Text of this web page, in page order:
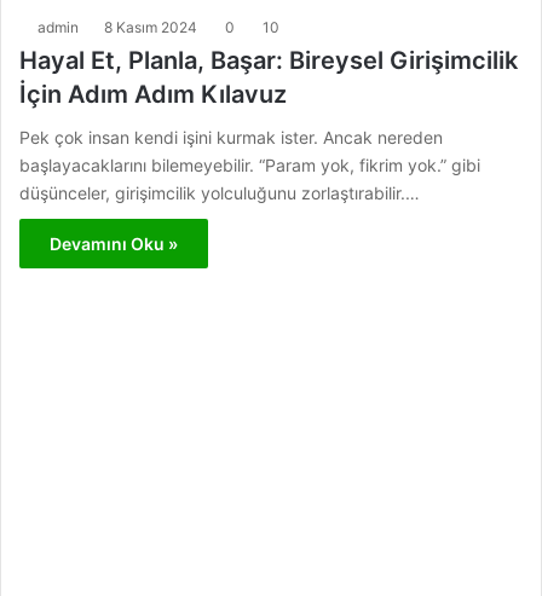
admin 8 Kasım 2024 0 10
Hayal Et, Planla, Başar: Bireysel Girişimcilik
İçin Adım Adım Kılavuz
Pek çok insan kendi işini kurmak ister. Ancak nereden
başlayacaklarını bilemeyebilir. “Param yok, fikrim yok.” gibi
düşünceler, girişimcilik yolculuğunu zorlaştırabilir.…
Devamını Oku »